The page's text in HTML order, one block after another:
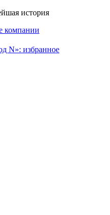
история
компании
N»: избранное